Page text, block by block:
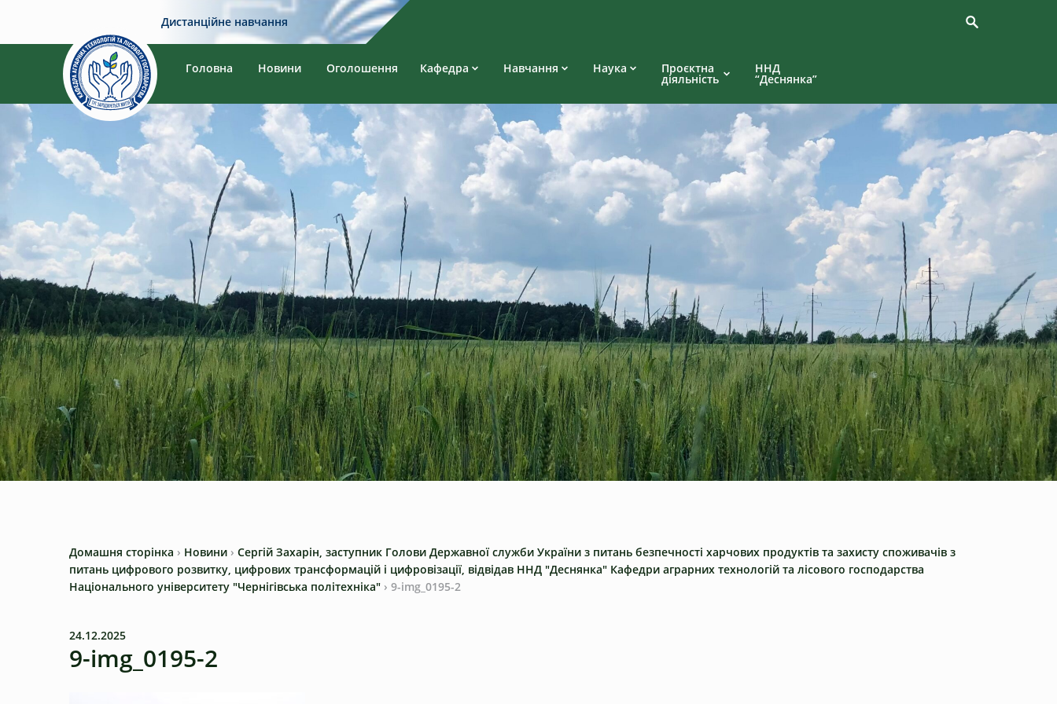
Дистанційне навчання
Головна Новини Оголошення Кафедра Навчання Наука Проєктна
діяльність
ННД
“Деснянка”
Домашня сторінка › Новини › Сергій Захарін, заступник Голови Державної служби України з питань безпечності харчових продуктів та захисту споживачів з
питань цифрового розвитку, цифрових трансформацій і цифровізації, відвідав ННД "Деснянка" Кафедри аграрних технологій та лісового господарства
Національного університету "Чернігівська політехніка" › 9-img_0195-2
24.12.2025
9-img_0195-2